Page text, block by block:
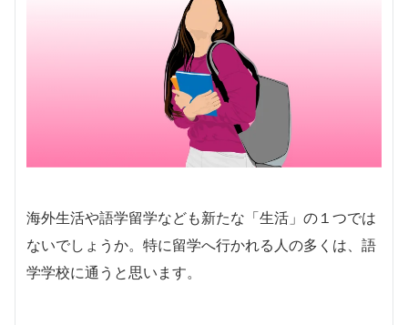
海外生活や語学留学なども新たな「生活」の１つでは
ないでしょうか。 特に留学へ行かれる人の多くは、語
学学校に通うと思います。